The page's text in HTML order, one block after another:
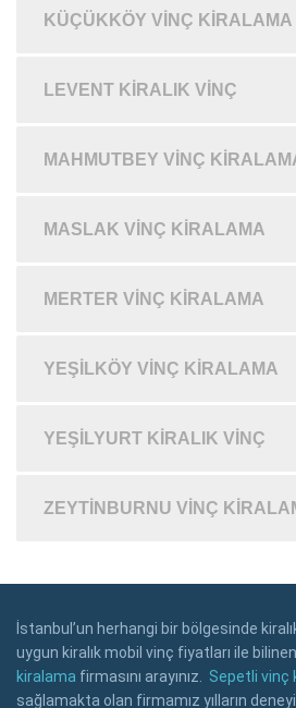
KÜÇÜKKÖY VINÇ KIRALAMA
LEVENT KIRALIK VINÇ
MAHMUTBEY VINÇ
MASLAK VINÇ KIRALAMA
MERTER VINÇ KIRALAMA
YEŞILKÖY VINÇ KIRALAMA
YEŞILYURT KIRALIK VINÇ
ZEYTINBURNU VINÇ
İstanbul’un herhangi bir bölgesinde
uygun kiralık mobil vinç fiyatları ile
kiralama firmasını arayınız. Sepetli vinç
sağlamakta olan firmamız yılların